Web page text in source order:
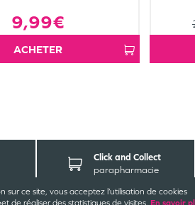
sur ce site, vous acceptez l’utilisation de cookies
et de réaliser des statistiques de visites. En savoir
9,99€
ACHETER
Click and Collect
parapharmacie